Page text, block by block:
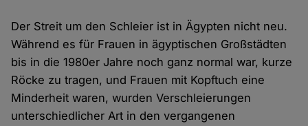
Der Streit um den Schleier ist in Ägypten nicht neu.
Während es für Frauen in ägyptischen Großstädten
bis in die 1980er Jahre noch ganz normal war, kurze
Röcke zu tragen, und Frauen mit Kopftuch eine
Minderheit waren, wurden Verschleierungen
unterschiedlicher Art in den vergangenen